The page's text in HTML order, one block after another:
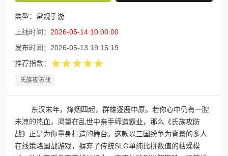
类型： 常规手游
上线时间： 2026-05-14 10:00:00
发布时间： 2026-05-13 19:15:19
推荐指数： ★★★★★
氏族攻防战
东汉末年，烽烟四起，群雄逐鹿中原。若你心中仍有一腔
未凉的热血，渴望在乱世中亲手缔造霸业，那么《氏族攻防
战》正是为你量身打造的舞台。这款以三国纷争为背景的多人
在线策略国战游戏，摒弃了传统SLG单纯比拼数值的枯燥模